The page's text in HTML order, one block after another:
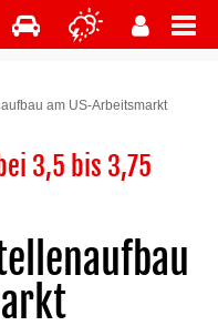
am US-Arbeitsmarkt
3,5 bis 3,75